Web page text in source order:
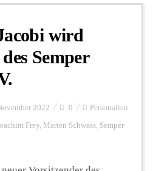
Beiträge
wird
Semper
2022 0 Personalien
Frey, Marten Schwass, Semper